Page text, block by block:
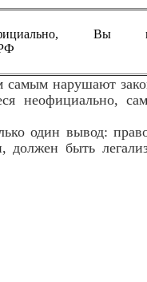
Вы
нарушают
неофициально,
один вывод:
должен быть